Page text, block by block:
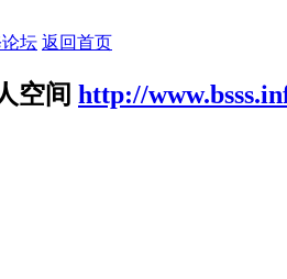
坛 返回首页
空间 http://